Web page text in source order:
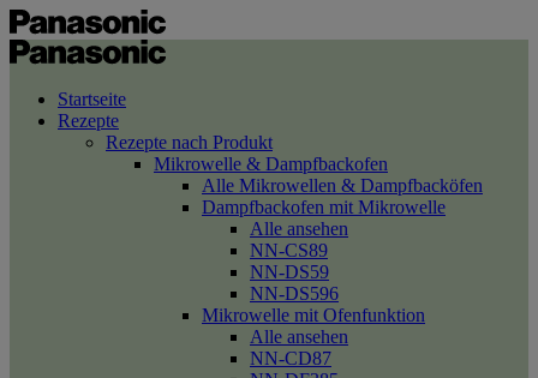
Startseite
Rezepte
Rezepte nach Produkt
Mikrowelle & Dampfbackofen
Alle Mikrowellen & Dampfbacköfen
Dampfbackofen mit Mikrowelle
Alle ansehen
NN-CS89
NN-DS59
NN-DS596
Mikrowelle mit Ofenfunktion
Alle ansehen
NN-CD87